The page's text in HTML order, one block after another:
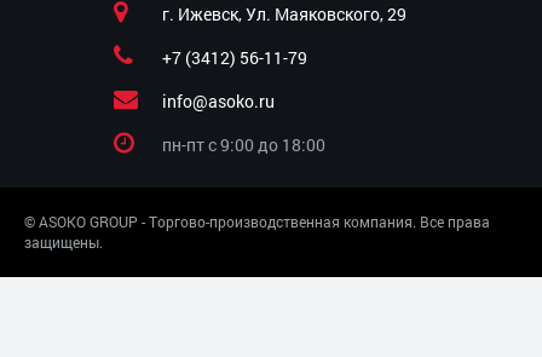
г. Ижевск, Ул. Маяковского, 29
+7 (3412) 56-11-79
info@asoko.ru
пн-пт c 9:00 до 18:00
© ASOKO GROUP - Торгово-производственная компания. Все права
защищены.